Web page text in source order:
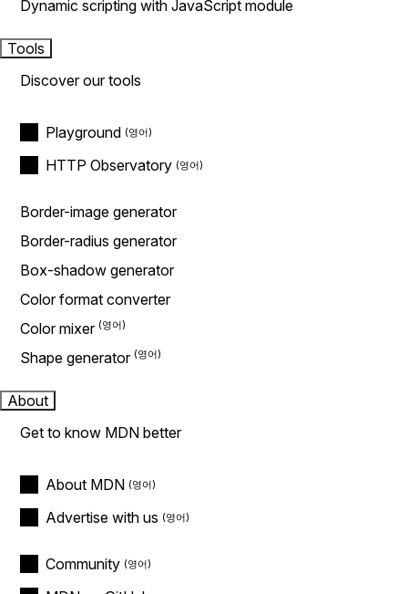
Dynamic scripting with JavaScript module
Tools
Discover our tools
Playground
HTTP Observatory
Border-image generator
Border-radius generator
Box-shadow generator
Color format converter
Color mixer
Shape generator
About
Get to know MDN better
About MDN
Advertise with us
Community